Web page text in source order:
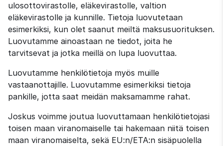
ulosottovirastolle, eläkevirastolle, valtion
eläkevirastolle ja kunnille. Tietoja luovutetaan
esimerkiksi, kun olet saanut meiltä maksusuorituksen.
Luovutamme ainoastaan ne tiedot, joita he
tarvitsevat ja jotka meillä on lupa luovuttaa.
Luovutamme henkilötietoja myös muille
vastaanottajille. Luovutamme esimerkiksi tietoja
pankille, jotta saat meidän maksamamme rahat.
Joskus voimme joutua luovuttamaan henkilötietojasi
toisen maan viranomaiselle tai hakemaan niitä toisen
maan viranomaiselta, sekä EU:n/ETA:n sisäpuolella